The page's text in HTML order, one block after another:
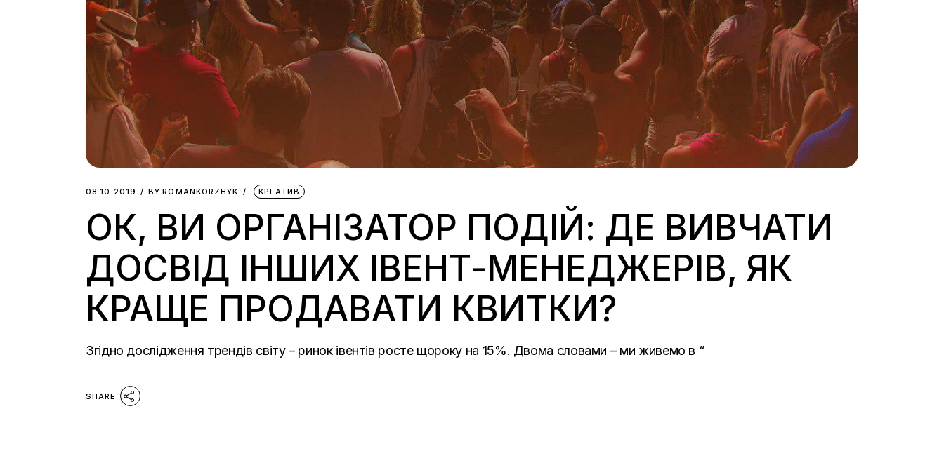
08.10.2019 BY ROMANKORZHYK КРЕАТИВ
ОК, ВИ ОРГАНІЗАТОР ПОДІЙ: ДЕ ВИВЧАТИ
ДОСВІД ІНШИХ ІВЕНТ-МЕНЕДЖЕРІВ, ЯК
КРАЩЕ ПРОДАВАТИ КВИТКИ?
Згідно дослідження трендів світу – ринок івентів росте щороку на 15%. Двома словами – ми живемо в “
SHARE